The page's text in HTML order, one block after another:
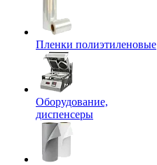
Пленки полиэтиленовые
Оборудование,
диспенсеры